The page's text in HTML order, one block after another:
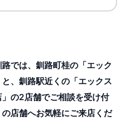
では、釧路町桂の「エック
、釧路駅近くの「エックス
の2店舗でご相談を受け付
店舗へお気軽にご来店くだ